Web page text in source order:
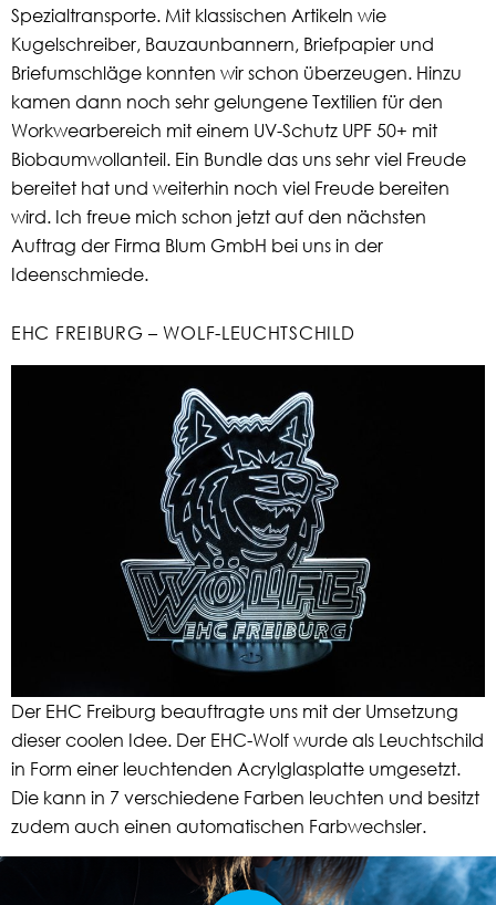
Spezialtransporte. Mit klassischen Artikeln wie
Kugelschreiber, Bauzaunbannern, Briefpapier und
Briefumschläge konnten wir schon überzeugen. Hinzu
kamen dann noch sehr gelungene Textilien für den
Workwearbereich mit einem UV-Schutz UPF 50+ mit
Biobaumwollanteil. Ein Bundle das uns sehr viel Freude
bereitet hat und weiterhin noch viel Freude bereiten
wird. Ich freue mich schon jetzt auf den nächsten
Auftrag der Firma Blum GmbH bei uns in der
Ideenschmiede.
EHC FREIBURG – WOLF-LEUCHTSCHILD
Der EHC Freiburg beauftragte uns mit der Umsetzung
dieser coolen Idee. Der EHC-Wolf wurde als Leuchtschild
in Form einer leuchtenden Acrylglasplatte umgesetzt.
Die kann in 7 verschiedene Farben leuchten und besitzt
zudem auch einen automatischen Farbwechsler.